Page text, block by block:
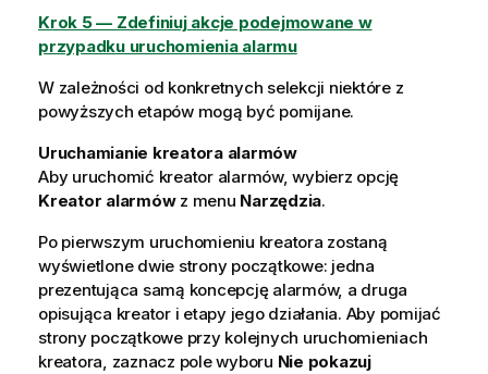
Krok 5 — Zdefiniuj akcje podejmowane w
przypadku uruchomienia alarmu
W zależności od konkretnych selekcji niektóre z
powyższych etapów mogą być pomijane.
Uruchamianie kreatora alarmów
Aby uruchomić kreator alarmów, wybierz opcję
Kreator alarmówz menu Narzędzia.
Po pierwszym uruchomieniu kreatora zostaną
wyświetlone dwie strony początkowe: jedna
prezentująca samą koncepcję alarmów, a druga
opisująca kreator i etapy jego działania. Aby pomijać
strony początkowe przy kolejnych uruchomieniach
kreatora, zaznacz pole wyboru Nie pokazuj